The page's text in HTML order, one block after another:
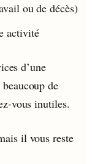
ou de décès)
activité
d’une
de
vous inutiles.
il vous reste